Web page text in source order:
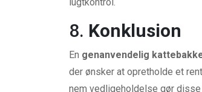
lugtkontrol.
8. Konklusion
En genanvendelig
der ønsker at opretholde et
nem vedligeholdelse gør